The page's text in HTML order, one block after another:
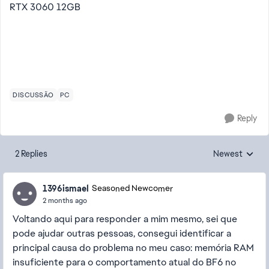
RTX 3060 12GB
DISCUSSÃO PC
Reply
2 Replies Replies sorted
Newest
1396ismael Seasoned Newcomer
2 months ago
Voltando aqui para responder a mim mesmo, sei que
pode ajudar outras pessoas, consegui identificar a
principal causa do problema no meu caso: memória RAM
insuficiente para o comportamento atual do BF6 no